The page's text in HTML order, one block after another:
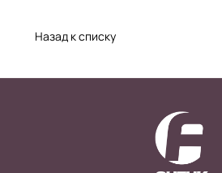
Назад к списку